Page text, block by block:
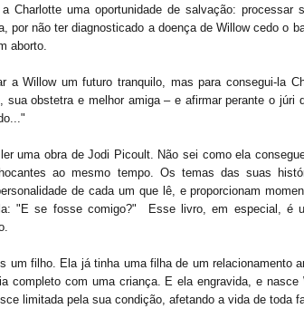
Charlotte uma oportunidade de salvação: processar
por não ter diagnosticado a doença de Willow cedo o
aborto.
a Willow um futuro tranquilo, mas para consegui-la
sua obstetra e melhor amiga – e afirmar perante o júri
uma obra de Jodi Picoult. Não sei como ela
ao mesmo tempo. Os temas das suas
de cada um que lê, e proporcionam
"E se fosse comigo?" Esse livro, em especial, é
um filho. Ela já tinha uma filha de um relacionamento
completo com uma criança. E ela engravida, e nasce
limitada pela sua condição, afetando a vida de toda